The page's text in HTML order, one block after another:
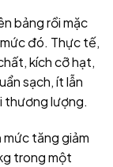
bảng rồi mặc
đó. Thực tế,
kích cỡ hạt,
sạch, ít lẫn
thương lượng.
mức tăng giảm
trong một